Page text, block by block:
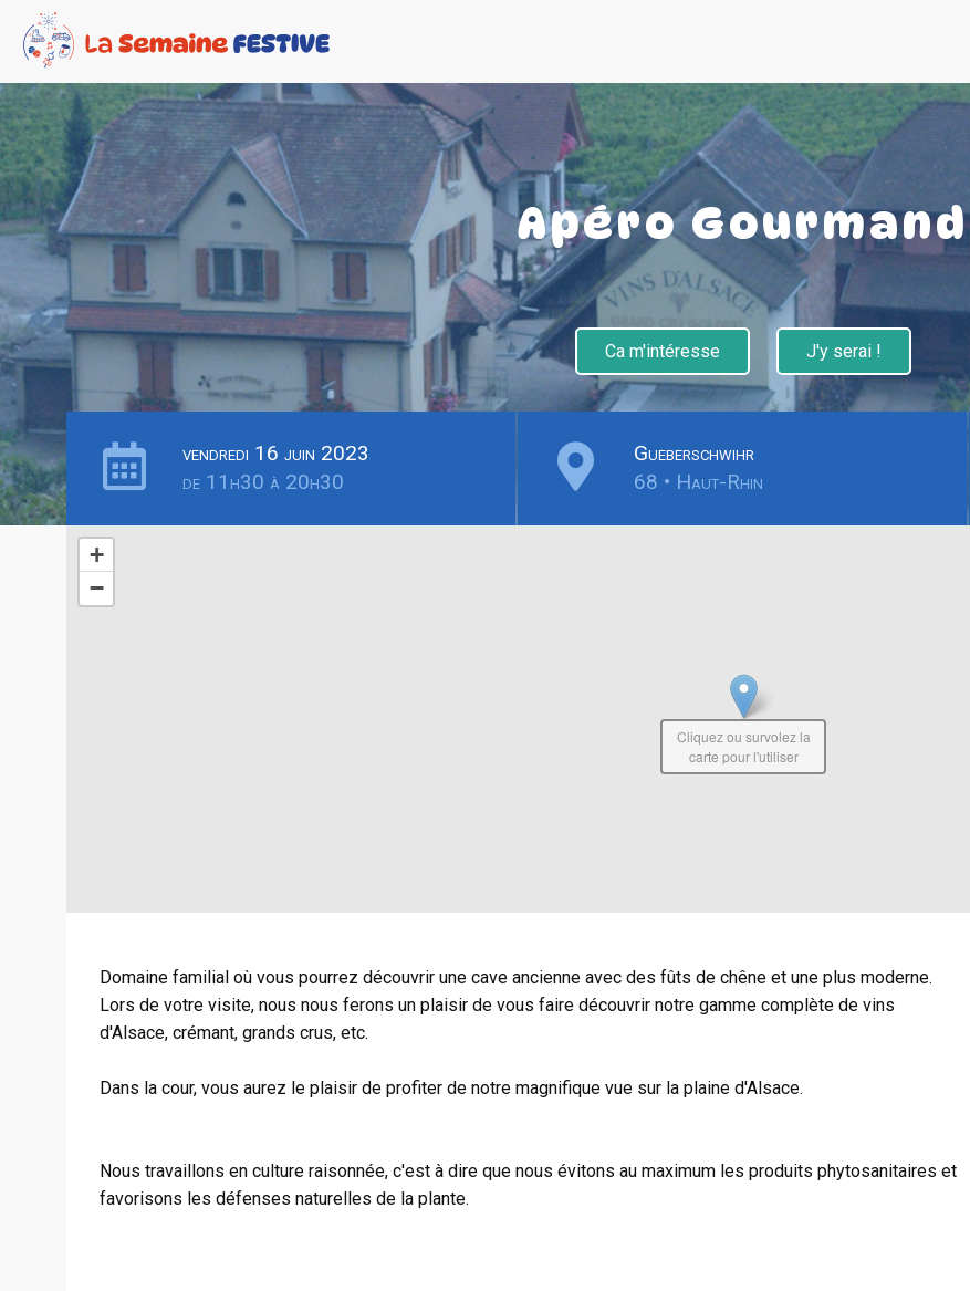
Apéro Gourmand
Ca m'intéresse J'y serai !
vendredi 16 juin 2023
de 11h30 à 20h30
Gueberschwihr
68 • Haut-Rhin
+
−
Cliquez ou survolez la
carte pour l'utiliser
Domaine familial où vous pourrez découvrir une cave ancienne avec des fûts de chêne et une plus moderne.
Lors de votre visite, nous nous ferons un plaisir de vous faire découvrir notre gamme complète de vins
d'Alsace, crémant, grands crus, etc.
Dans la cour, vous aurez le plaisir de profiter de notre magnifique vue sur la plaine d'Alsace.
Nous travaillons en culture raisonnée, c'est à dire que nous évitons au maximum les produits phytosanitaires et
favorisons les défenses naturelles de la plante.